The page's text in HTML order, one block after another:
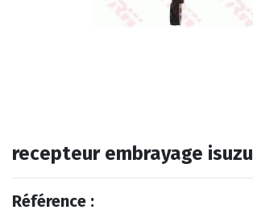
recepteur embrayage isuzu
Référence :